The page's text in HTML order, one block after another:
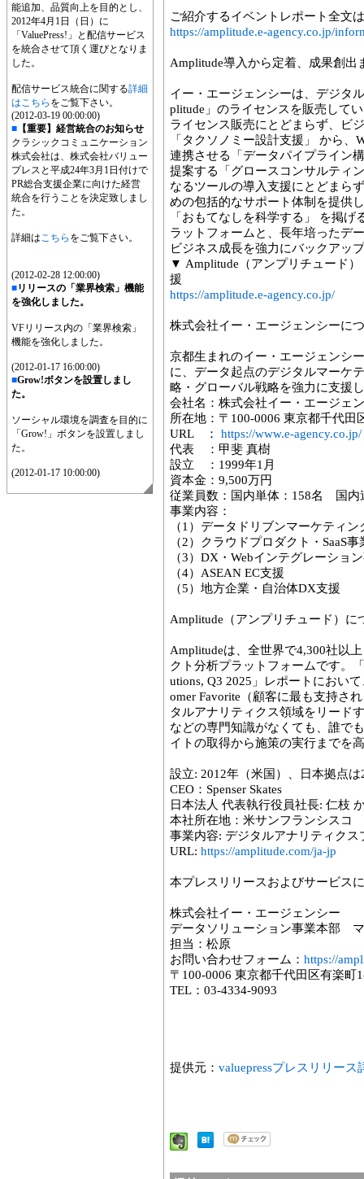
能追加、品質向上を目的とし、
2012年4月1日（日）に
「ValuePress!」と配信サービス
を統合させて頂く運びとなりま
した。
配信サービス統合に関する詳細
はこちら をご覧下さい。
(2012-03-19 00:00:00)
■ 【重要】経営統合のお知らせ
クラシックコミュニケーション
株式会社は、株式会社バリュー
プレスと平成24年3月1日付けで
PR総合支援企業に向けた経営
統合を行うことを決定致しまし
た。
詳細はこちら をご覧下さい。
(2012-02-28 12:00:00)
■リリースの「業界検索」機能
を強化しました。
VFリリース内の「業界検索」
機能を強化しました。
(2012-01-17 16:00:00)
■Grow!ボタンを設置しまし
た。
ソーシャル環境を調査を目的に
「Grow!」ボタンを設置しまし
た。
(2012-01-17 10:00:00)
ご紹介するイベントレポート全文
https://amplitude.e-agency.co.jp/
Amplitude導入から定着、成果創
イー・エージェンシーは、デジタ
plitude」のライセンスを販売して
ライセンス販売にとどまらず、ビ
「タクソノミー設計支援」 から
連携させる「データパイプライン
提案する「グロースコンサルティ
なるツールの導入支援にとどまら
めの包括的なサポート体制を提供
「おもてなしを科学する」 を掲
ラットフォームと、長年培ったデ
ビジネス成長を強力にバックアッ
▼ Amplitude（アンプリチュード
援
https://amplitude.e-agency.co.jp/
株式会社イー・エージェンシーに
京都生まれのイー・エージェンシ
に、データ起点のデジタルマーケ
略・グローバル戦略を強力に支援
会社名：株式会社イー・エージェ
所在地：〒100-0006 東京都千代田
URL ： https://www.e-agency.co.jp/
代表 ：甲斐 真樹
設立 ：1999年1月
資本金：9,500万円
従業員数：国内単体：158名 国内
事業内容：
（1）データドリブンマーケティ
（2）クラウドプロダクト・SaaS事
（3）DX・Webインテグレーショ
（4）ASEAN EC支援
（5）地方企業・自治体DX支援
Amplitude（アンプリチュード）に
Amplitudeは、全世界で4,300社以
クト分析プラットフォームです。
utions, Q3 2025」レポートにおい
omer Favorite（顧客に最も支持さ
タルアナリティクス領域をリード
などの専門知識がなくても、誰で
イトの取得から施策の実行までを
設立: 2012年（米国）、日本拠点は
CEO：Spenser Skates
日本法人 代表執行役員社長: 仁枝
本社所在地：米サンフランシスコ
事業内容: デジタルアナリティク
URL: https://amplitude.com/ja-jp
本プレスリリースおよびサービス
株式会社イー・エージェンシー
データソリューション事業本部
担当：松原
お問い合わせフォーム： https://
〒100-0006 東京都千代田区有楽町
TEL：03-4334-9093
提供元： valuepressプレスリリース